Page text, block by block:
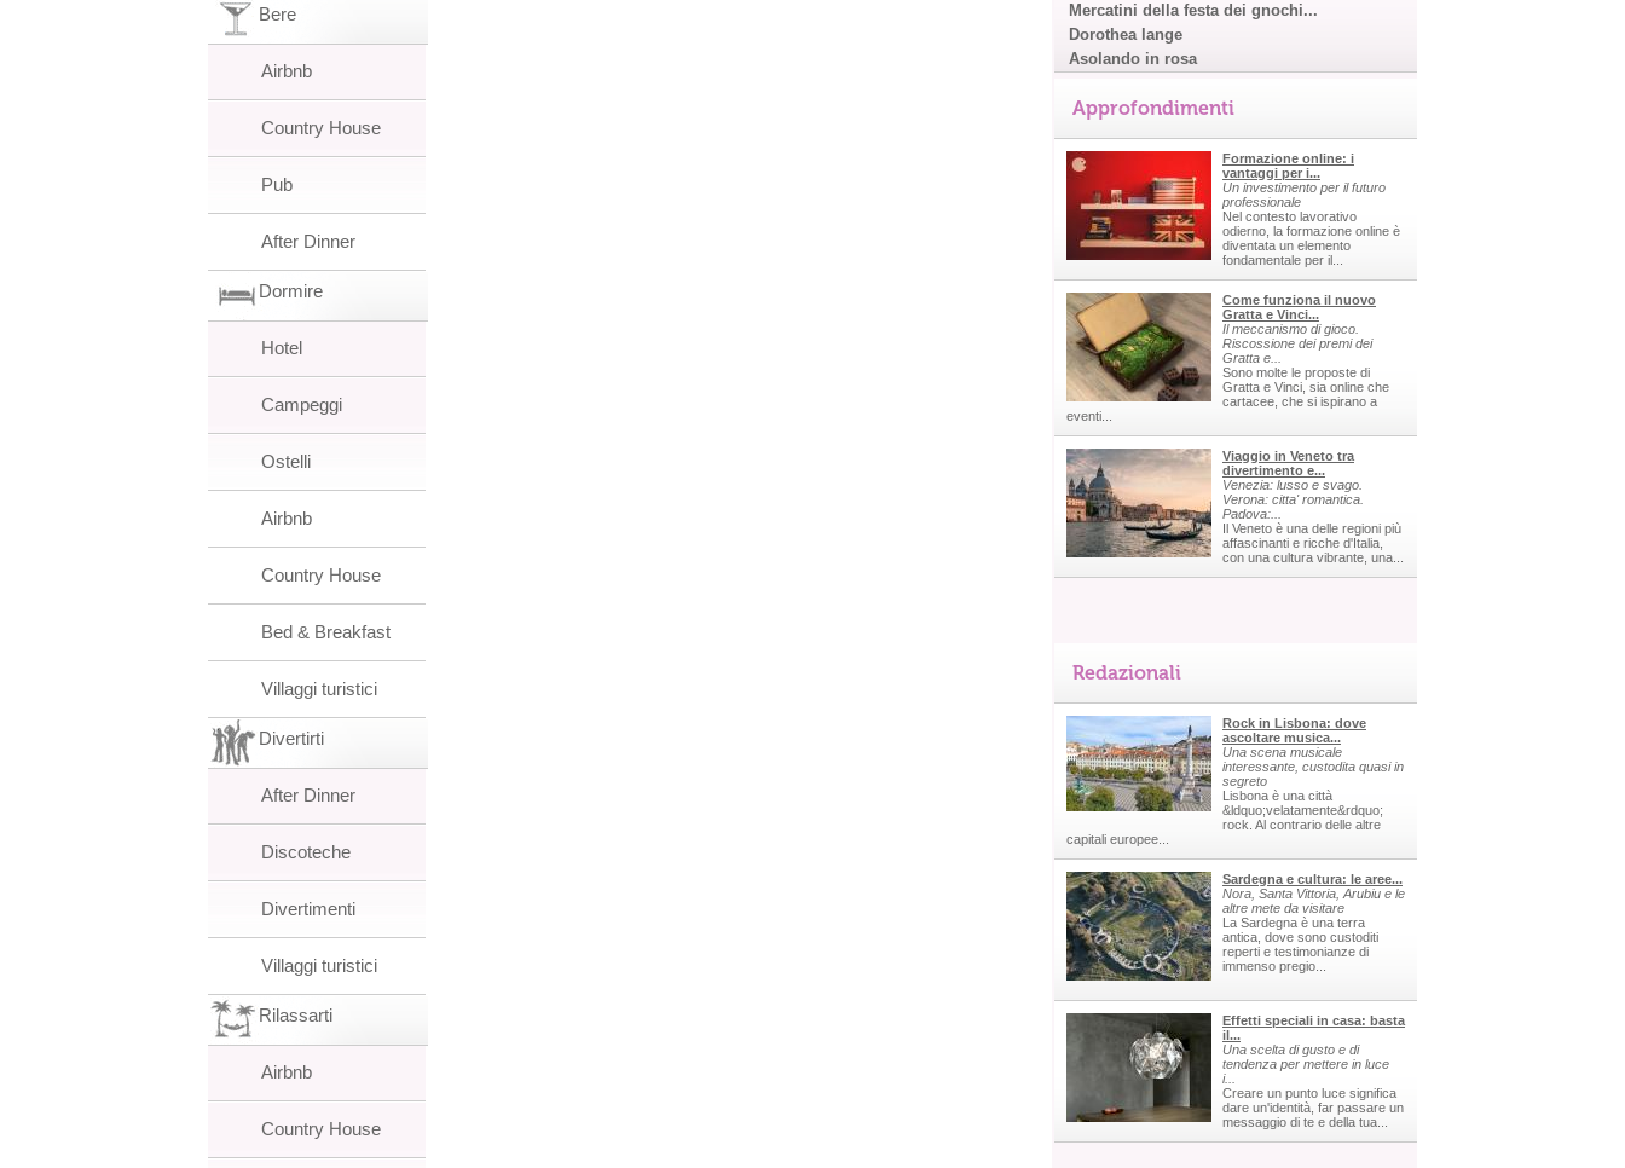
Bere
Airbnb
Country House
Pub
After Dinner
Dormire
Hotel
Campeggi
Ostelli
Airbnb
Country House
Bed & Breakfast
Villaggi turistici
Divertirti
After Dinner
Discoteche
Divertimenti
Villaggi turistici
Rilassarti
Airbnb
Country House
Mercatini della festa dei gnochi...
Dorothea lange
Asolando in rosa
Approfondimenti
Formazione online: i
vantaggi per i...
Un investimento per il futuro
professionale
Nel contesto lavorativo
odierno, la formazione online è
diventata un elemento
fondamentale per il...
Come funziona il nuovo
Gratta e Vinci...
Il meccanismo di gioco.
Riscossione dei premi dei
Gratta e...
Sono molte le proposte di
Gratta e Vinci, sia online che
cartacee, che si ispirano a
eventi...
Viaggio in Veneto tra
divertimento e...
Venezia: lusso e svago.
Verona: citta' romantica.
Padova:...
Il Veneto è una delle regioni più
affascinanti e ricche d'Italia,
con una cultura vibrante, una...
Redazionali
Rock in Lisbona: dove
ascoltare musica...
Una scena musicale
interessante, custodita quasi in
segreto
Lisbona è una città
&ldquo;velatamente&rdquo;
rock. Al contrario delle altre
capitali europee...
Sardegna e cultura: le aree...
Nora, Santa Vittoria, Arubiu e le
altre mete da visitare
La Sardegna è una terra
antica, dove sono custoditi
reperti e testimonianze di
immenso pregio...
Effetti speciali in casa: basta
il...
Una scelta di gusto e di
tendenza per mettere in luce
i...
Creare un punto luce significa
dare un'identità, far passare un
messaggio di te e della tua...